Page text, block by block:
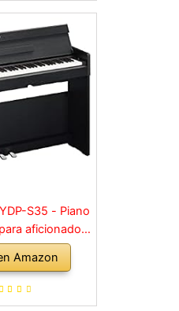
S35 - Piano
aficionados,
similar a la
adecuado
de la casa,
Amazon